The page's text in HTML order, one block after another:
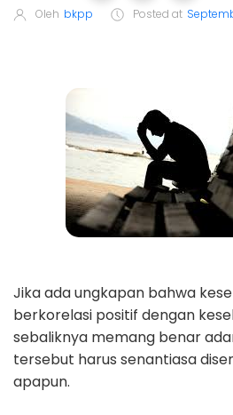
Oleh bkpp Posted at
Jika ada ungkapan bahwa
berkorelasi positif dengan
sebaliknya memang benar
tersebut harus senantiasa
apapun.